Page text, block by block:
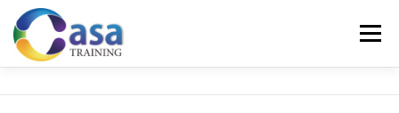
Lompat
konten
Menu